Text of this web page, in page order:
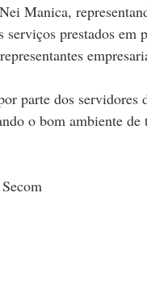
Manica,
serviços prestados
parte dos servidores
o bom ambiente